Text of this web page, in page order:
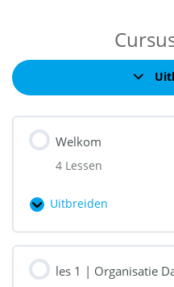
Welkom
4 Lessen
Uitbreiden
les 1 | Organisatie